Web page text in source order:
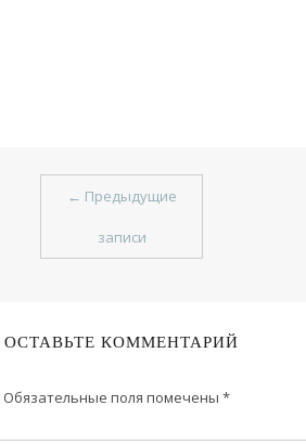
← Предыдущие
записи
ОСТАВЬТЕ КОММЕНТАРИЙ
Обязательные поля помечены *